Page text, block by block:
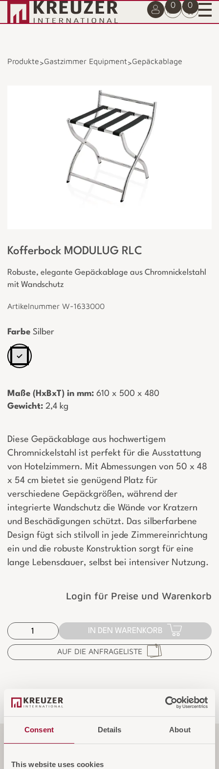
Consent Details About
This website uses cookies
0 0
Produkte>Gastzimmer Equipment>Gepäckablage
Kofferbock MODULUG RLC
Robuste, elegante Gepäckablage aus Chromnickelstahl
mit Wandschutz
Artikelnummer W-1633000
Farbe Silber
Maße (HxBxT) in mm: ­ 610 x 500 x 480
Gewicht: ­ 2,4 kg
Diese Gepäckablage aus hochwertigem
Chromnickelstahl ist perfekt für die Ausstattung
von Hotelzimmern. Mit Abmessungen von 50 x 48
x 54 cm bietet sie genügend Platz für
verschiedene Gepäckgrößen, während der
integrierte Wandschutz die Wände vor Kratzern
und Beschädigungen schützt. Das silberfarbene
Design fügt sich stilvoll in jede Zimmereinrichtung
ein und die robuste Konstruktion sorgt für eine
lange Lebensdauer, selbst bei intensiver Nutzung.
Login für Preise und Warenkorb
IN DEN WARENKORB
AUF DIE ANFRAGELISTE
Funktionen